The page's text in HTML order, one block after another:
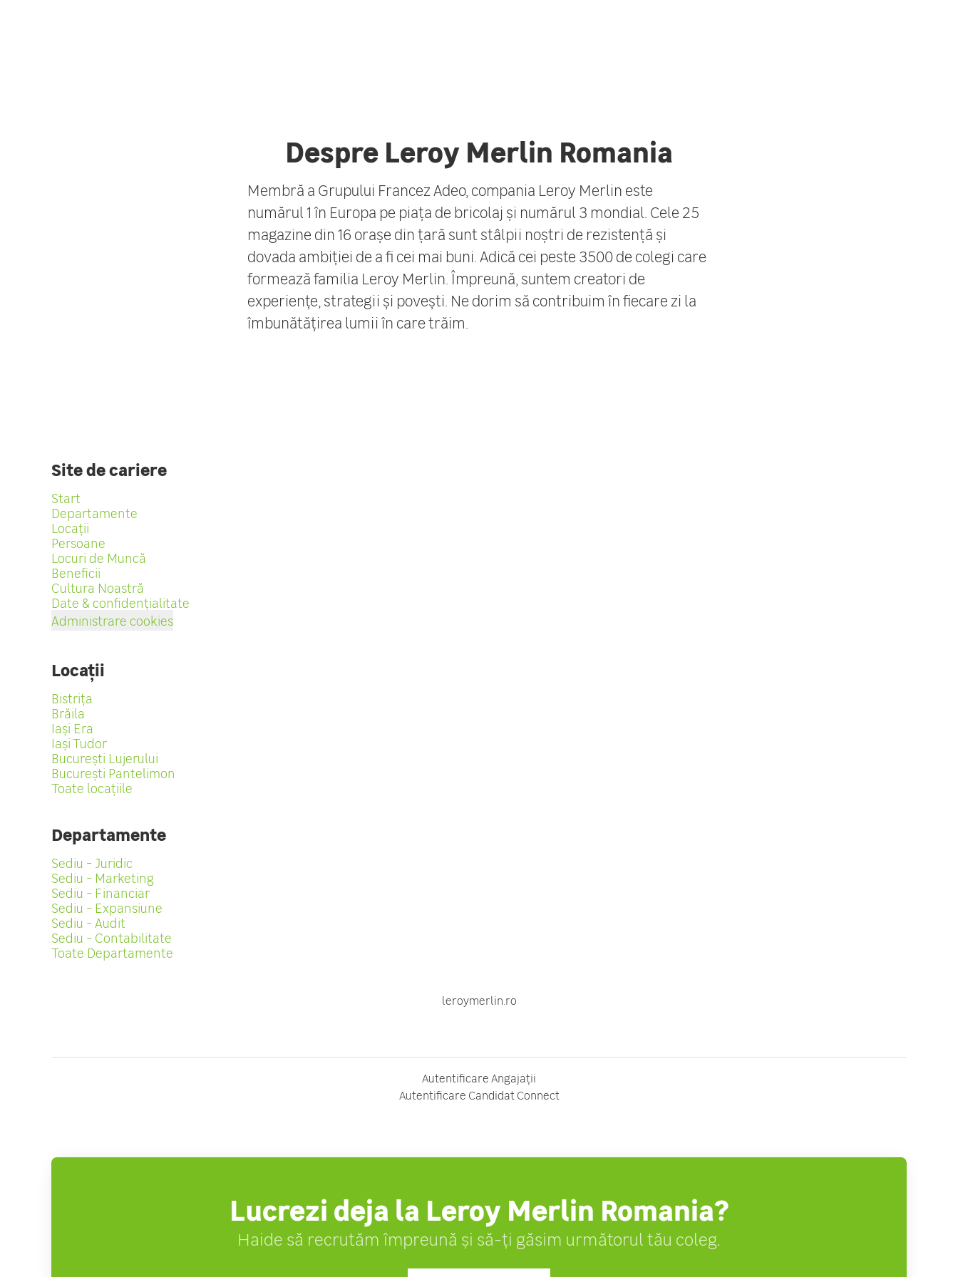
Despre Leroy Merlin Romania
Membră a Grupului Francez Adeo, compania Leroy Merlin este
numărul 1 în Europa pe piața de bricolaj și numărul 3 mondial. Cele 25
magazine din 16 orașe din țară sunt stâlpii noștri de rezistență și
dovada ambiției de a fi cei mai buni. Adică cei peste 3500 de colegi care
formează familia Leroy Merlin. Împreună, suntem creatori de
experiențe, strategii și povești. Ne dorim să contribuim în fiecare zi la
îmbunătățirea lumii în care trăim.
Site de cariere
Start
Departamente
Locații
Persoane
Locuri de Muncă
Beneficii
Cultura Noastră
Date & confidențialitate
Administrare cookies
Locații
Bistrița
Brăila
Iași Era
Iași Tudor
București Lujerului
București Pantelimon
Toate locațiile
Departamente
Sediu - Juridic
Sediu - Marketing
Sediu - Financiar
Sediu - Expansiune
Sediu - Audit
Sediu - Contabilitate
Toate Departamente
leroymerlin.ro
Autentificare Angajații
Autentificare Candidat Connect
Lucrezi deja la Leroy Merlin Romania?
Haide să recrutăm împreună și să-ți găsim următorul tău coleg.